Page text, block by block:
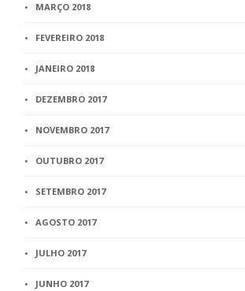
MARÇO 2018
FEVEREIRO 2018
JANEIRO 2018
DEZEMBRO 2017
NOVEMBRO 2017
OUTUBRO 2017
SETEMBRO 2017
AGOSTO 2017
JULHO 2017
JUNHO 2017